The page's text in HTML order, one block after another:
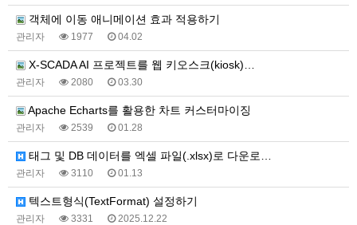
객체에 이동 애니메이션 효과 적용하기
관리자 1977 04.02
X-SCADA AI 프로젝트를 웹 키오스크(kiosk)…
관리자 2080 03.30
Apache Echarts를 활용한 차트 커스터마이징
관리자 2539 01.28
태그 및 DB 데이터를 엑셀 파일(.xlsx)로 다운로…
관리자 3110 01.13
텍스트형식(TextFormat) 설정하기
관리자 3331 2025.12.22